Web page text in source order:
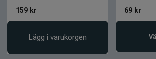
Primärt
användningsområde
159 kr
Lägg i varukorgen
69 kr